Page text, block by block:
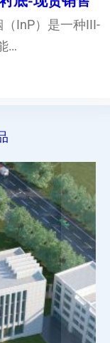
InP）是一种III-
…